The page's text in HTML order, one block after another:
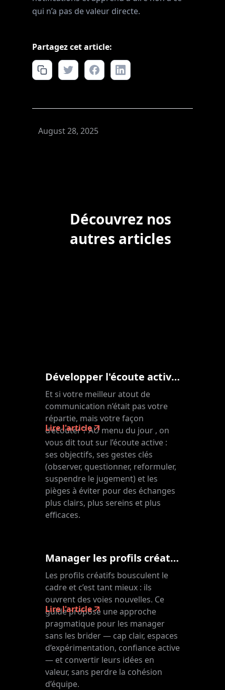
qui n’a pas de valeur directe.
Partagez cet article:
August 28, 2025
Découvrez nos
autres articles
Développer l'écoute active : la clé d'une communication active
Et si votre meilleur atout de
communication n’était pas votre
répartie, mais votre façon
d’écouter ? AU menu du jour , on
vous dit tout sur l’écoute active :
ses objectifs, ses gestes clés
(observer, questionner, reformuler,
suspendre le jugement) et les
pièges à éviter pour des échanges
plus clairs, plus sereins et plus
efficaces.
Lire l'article
Manager les profils créatifs : le mode d’emploi des leaders qui libèrent le talent
Les profils créatifs bousculent le
cadre et c’est tant mieux : ils
ouvrent des voies nouvelles. Ce
guide propose une approche
pragmatique pour les manager
sans les brider — cap clair, espaces
d’expérimentation, confiance active
— et convertir leurs idées en
valeur, sans perdre la cohésion
d’équipe.
Lire l'article